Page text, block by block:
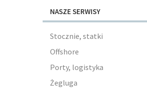
NASZE SERWISY
Stocznie, statki
Offshore
Porty, logistyka
Żegluga